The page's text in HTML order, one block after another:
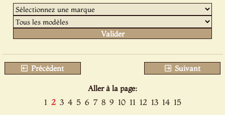
Précédent Suivant
Aller à la page:
1 2 3 4 5 6 7 8 9 10 11 12 13 14 15